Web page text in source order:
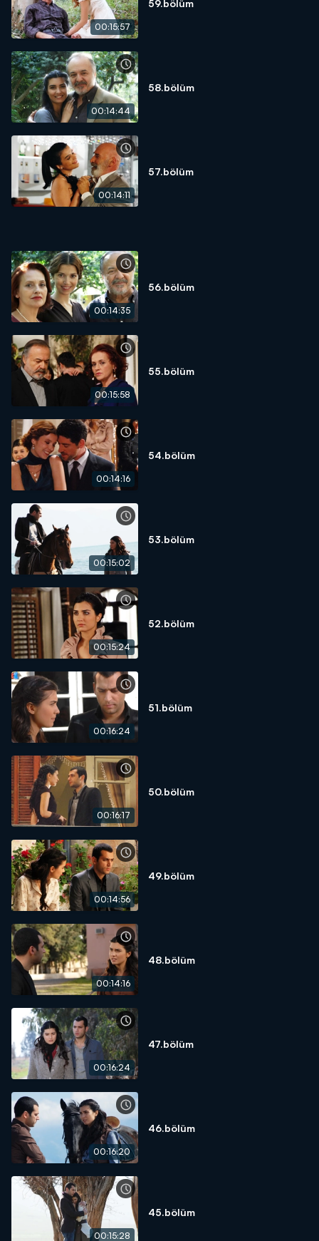
00:15:57
59.bölüm
00:14:44
58.bölüm
00:14:11
57.bölüm
00:14:35
56.bölüm
00:15:58
55.bölüm
00:14:16
54.bölüm
00:15:02
53.bölüm
00:15:24
52.bölüm
00:16:24
51.bölüm
00:16:17
50.bölüm
00:14:56
49.bölüm
00:14:16
48.bölüm
00:16:24
47.bölüm
00:16:20
46.bölüm
00:15:28
45.bölüm